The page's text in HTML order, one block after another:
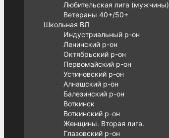
Любительская лига (мужчины)
Ветераны 40+/50+
Школьная ВЛ
Индустриальный р-он
Ленинский р-он
Октябрьский р-он
Первомайский р-он
Устиновский р-он
Алнашский р-он
Балезинский р-он
Воткинск
Воткинский р-он
Женщины. Вторая лига.
Глазовский р-он